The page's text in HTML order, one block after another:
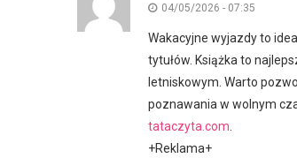
04/05/2026 - 07:35
Wakacyjne wyjazdy to
tytułów. Książka to
letniskowym. Warto
poznawania w wolnym
tataczyta.com
+Reklama+